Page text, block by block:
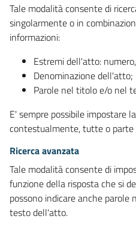
Tale modalità consente di
singolarmente o in
informazioni:
Estremi dell'atto:
Denominazione dell'atto;
Parole nel titolo e/o nel
E' sempre possibile impostare
contestualmente, tutte o parte
Ricerca avanzata
Tale modalità consente di
funzione della risposta che si
possono indicare anche
testo dell'atto.